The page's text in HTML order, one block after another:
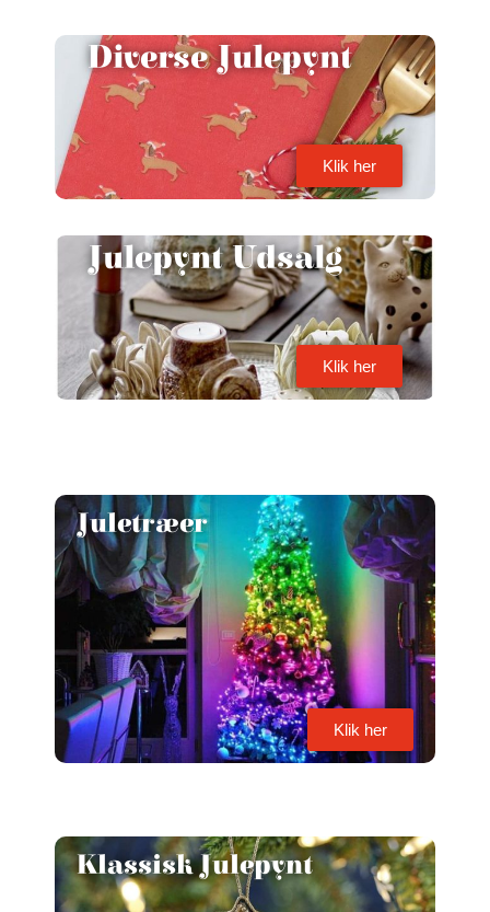
Diverse Julepynt
Klik her
Julepynt Udsalg
Klik her
Juletræer
Klik her
Klassisk Julepynt